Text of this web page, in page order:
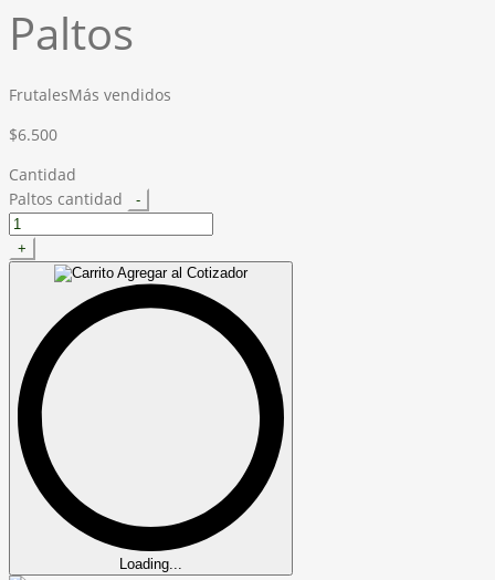
Paltos
FrutalesMás vendidos
$6.500
Cantidad
Paltos cantidad
-
+
Agregar al Cotizador
Loading...